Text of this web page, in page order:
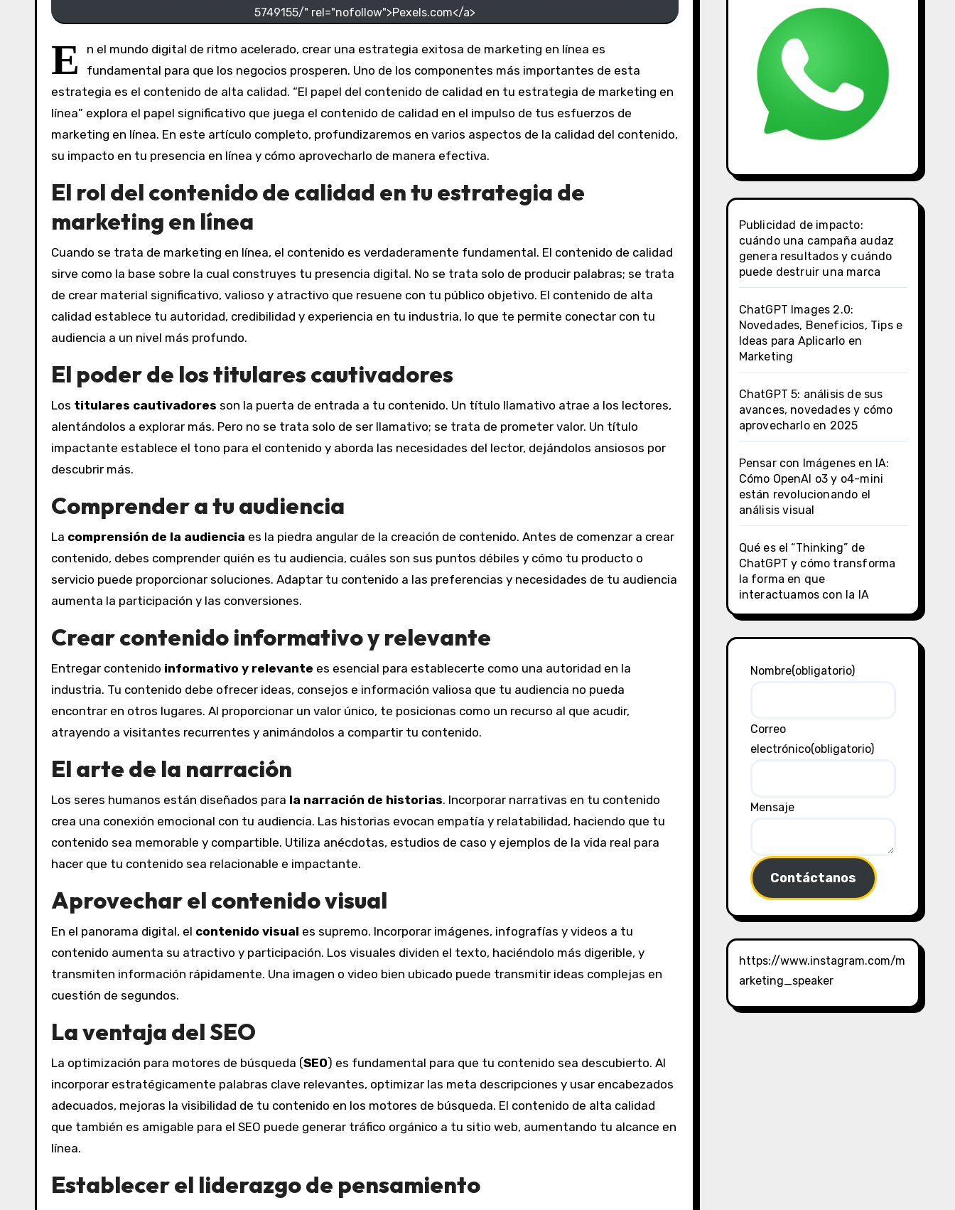
5749155/" rel="nofollow">Pexels.com</a>
E
n el mundo digital de ritmo acelerado, crear una estrategia exitosa de marketing en línea es
fundamental para que los negocios prosperen. Uno de los componentes más importantes de esta
estrategia es el contenido de alta calidad. “El papel del contenido de calidad en tu estrategia de marketing en
línea” explora el papel significativo que juega el contenido de calidad en el impulso de tus esfuerzos de
marketing en línea. En este artículo completo, profundizaremos en varios aspectos de la calidad del contenido,
su impacto en tu presencia en línea y cómo aprovecharlo de manera efectiva.
El rol del contenido de calidad en tu estrategia de
marketing en línea
Cuando se trata de marketing en línea, el contenido es verdaderamente fundamental. El contenido de calidad
sirve como la base sobre la cual construyes tu presencia digital. No se trata solo de producir palabras; se trata
de crear material significativo, valioso y atractivo que resuene con tu público objetivo. El contenido de alta
calidad establece tu autoridad, credibilidad y experiencia en tu industria, lo que te permite conectar con tu
audiencia a un nivel más profundo.
El poder de los titulares cautivadores
Los titulares cautivadores son la puerta de entrada a tu contenido. Un título llamativo atrae a los lectores,
alentándolos a explorar más. Pero no se trata solo de ser llamativo; se trata de prometer valor. Un título
impactante establece el tono para el contenido y aborda las necesidades del lector, dejándolos ansiosos por
descubrir más.
Comprender a tu audiencia
La comprensión de la audiencia es la piedra angular de la creación de contenido. Antes de comenzar a crear
contenido, debes comprender quién es tu audiencia, cuáles son sus puntos débiles y cómo tu producto o
servicio puede proporcionar soluciones. Adaptar tu contenido a las preferencias y necesidades de tu audiencia
aumenta la participación y las conversiones.
Crear contenido informativo y relevante
Entregar contenido informativo y relevante es esencial para establecerte como una autoridad en la
industria. Tu contenido debe ofrecer ideas, consejos e información valiosa que tu audiencia no pueda
encontrar en otros lugares. Al proporcionar un valor único, te posicionas como un recurso al que acudir,
atrayendo a visitantes recurrentes y animándolos a compartir tu contenido.
El arte de la narración
Los seres humanos están diseñados para la narración de historias. Incorporar narrativas en tu contenido
crea una conexión emocional con tu audiencia. Las historias evocan empatía y relatabilidad, haciendo que tu
contenido sea memorable y compartible. Utiliza anécdotas, estudios de caso y ejemplos de la vida real para
hacer que tu contenido sea relacionable e impactante.
Aprovechar el contenido visual
En el panorama digital, el contenido visual es supremo. Incorporar imágenes, infografías y videos a tu
contenido aumenta su atractivo y participación. Los visuales dividen el texto, haciéndolo más digerible, y
transmiten información rápidamente. Una imagen o video bien ubicado puede transmitir ideas complejas en
cuestión de segundos.
La ventaja del SEO
La optimización para motores de búsqueda (SEO) es fundamental para que tu contenido sea descubierto. Al
incorporar estratégicamente palabras clave relevantes, optimizar las meta descripciones y usar encabezados
adecuados, mejoras la visibilidad de tu contenido en los motores de búsqueda. El contenido de alta calidad
que también es amigable para el SEO puede generar tráfico orgánico a tu sitio web, aumentando tu alcance en
línea.
Establecer el liderazgo de pensamiento
Publicidad de impacto:
cuándo una campaña audaz
genera resultados y cuándo
puede destruir una marca
ChatGPT Images 2.0:
Novedades, Beneficios, Tips e
Ideas para Aplicarlo en
Marketing
ChatGPT 5: análisis de sus
avances, novedades y cómo
aprovecharlo en 2025
Pensar con Imágenes en IA:
Cómo OpenAI o3 y o4-mini
están revolucionando el
análisis visual
Qué es el “Thinking” de
ChatGPT y cómo transforma
la forma en que
interactuamos con la IA
Nombre(obligatorio)
Correo
electrónico(obligatorio)
Mensaje
Contáctanos
https://www.instagram.com/m
arketing_speaker